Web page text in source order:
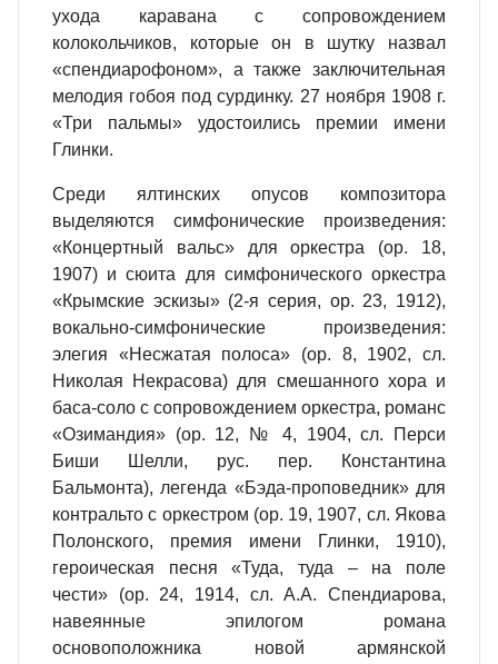
ухода каравана с сопровождением
колокольчиков, которые он в шутку назвал
«спендиарофоном», а также заключительная
мелодия гобоя под сурдинку. 27 ноября 1908 г.
«Три пальмы» удостоились премии имени
Глинки.
Среди ялтинских опусов композитора
выделяются симфонические произведения:
«Концертный вальс» для оркестра (op. 18,
1907) и сюита для симфонического оркестра
«Крымские эскизы» (2-я серия, op. 23, 1912),
вокально-симфонические произведения:
элегия «Несжатая полоса» (op. 8, 1902, сл.
Николая Некрасова) для смешанного хора и
баса-соло с сопровождением оркестра, романс
«Озимандия» (op. 12, № 4, 1904, сл. Перси
Биши Шелли, рус. пер. Константина
Бальмонта), легенда «Бэда-проповедник» для
контральто с оркестром (op. 19, 1907, сл. Якова
Полонского, премия имени Глинки, 1910),
героическая песня «Туда, туда – на поле
чести» (op. 24, 1914, сл. А.А. Спендиарова,
навеянные эпилогом романа
основоположника новой армянской